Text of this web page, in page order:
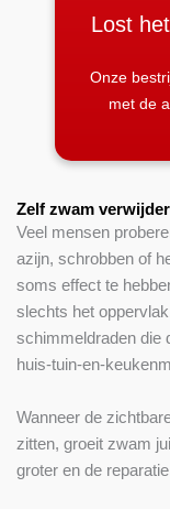
Lost
Onze
met de
Zelf zwam
Veel mensen
azijn, schrobben of
soms effect te
slechts het
schimmeldraden die
huis-tuin-en-
Wanneer de
zitten, groeit zwam
groter en de